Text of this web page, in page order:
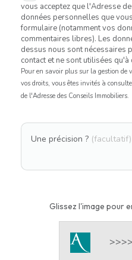
vous acceptez que l'Adresse
données personnelles que
formulaire (notamment vos
commentaires libres). Les
dessus nous sont nécessaires
contact et ne sont utilisées qu'à
Pour en savoir plus sur la gestion de
vos droits, vous êtes invités à
de l'Adresse des Conseils Immobiliers.
Une précision ? (facultatif)
Glissez l'image pour